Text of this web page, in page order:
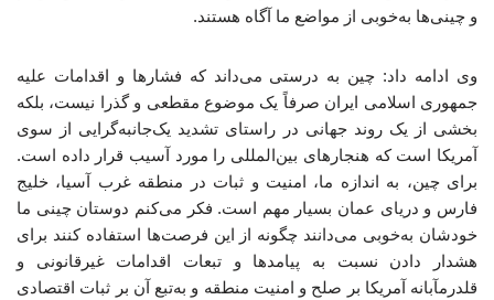
و چینی‌ها به‌خوبی از مواضع ما آگاه هستند.
وی ادامه داد: چین به درستی می‌داند که فشارها و اقدامات علیه
جمهوری اسلامی ایران صرفاً یک موضوع مقطعی و گذرا نیست، بلکه
بخشی از یک روند جهانی در راستای تشدید یک‌جانبه‌گرایی از سوی
آمریکا است که هنجارهای بین‌المللی را مورد آسیب قرار داده است.
برای چین، به اندازه ما، امنیت و ثبات در منطقه غرب آسیا، خلیج
فارس و دریای عمان بسیار مهم است. فکر می‌کنم دوستان چینی ما
خودشان به‌خوبی می‌دانند چگونه از این فرصت‌ها استفاده کنند برای
هشدار دادن نسبت به پیامدها و تبعات اقدامات غیرقانونی و
قلدرمآبانه آمریکا بر صلح و امنیت منطقه و به‌تبع آن بر ثبات اقتصادی